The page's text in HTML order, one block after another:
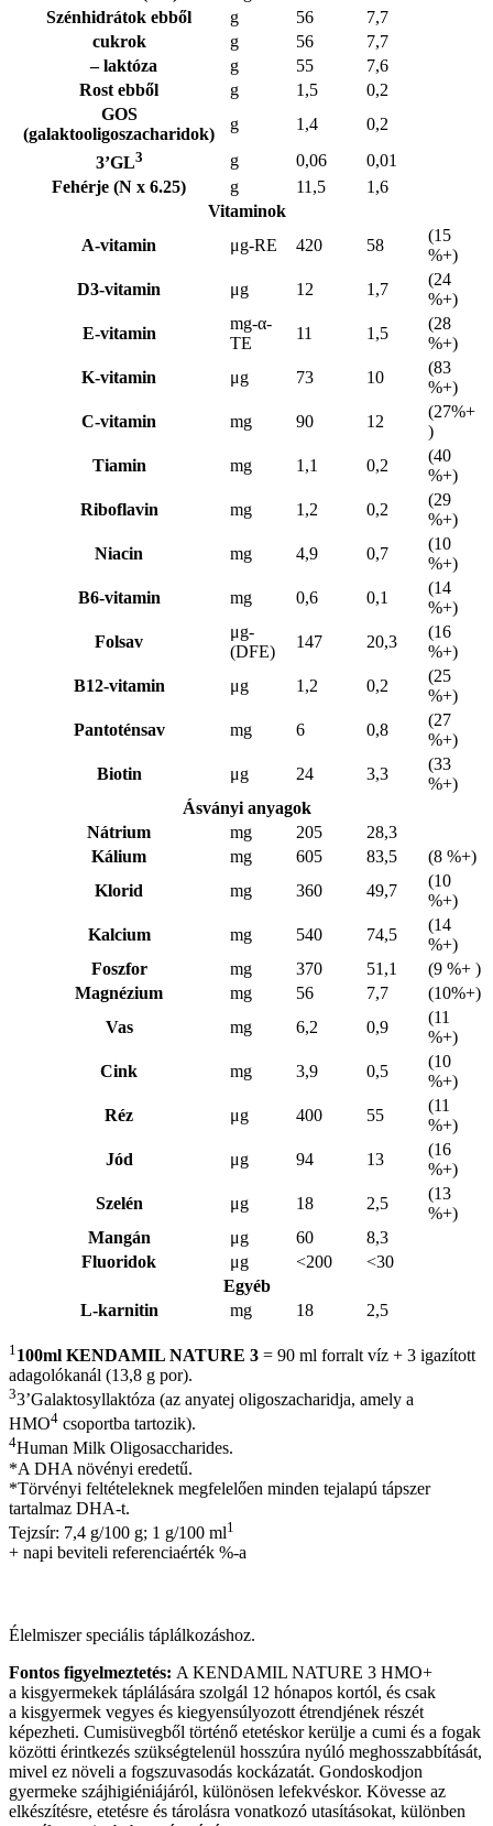
Szénhidrátok ebből
g 56
7,7
cukrok
g 56
7,7
– laktóza
g 55
7,6
Rost ebből
g 1,5
0,2
GOS
(galaktooligoszacharidok)
g 1,4 0,2
3’GL3 g 0,06
0,01
Fehérje (N x 6.25)
g 11,5
1,6
Vitaminok
A-vitamin
μg-RE 420 58
(15
%+)
D3-vitamin
μg 12 1,7
(24
%+)
E-vitamin
mg-α-
TE
11 1,5
(28
%+)
K-vitamin
μg 73 10
(83
%+)
C-vitamin
mg 90 12
(27%+
)
Tiamin
mg 1,1 0,2
(40
%+)
Riboflavin
mg 1,2 0,2
(29
%+)
Niacin
mg 4,9 0,7
(10
%+)
B6-vitamin
mg 0,6 0,1
(14
%+)
Folsav
μg-
(DFE)
147 20,3
(16
%+)
B12-vitamin
μg 1,2 0,2
(25
%+)
Pantoténsav
mg 6 0,8
(27
%+)
Biotin
μg 24 3,3
(33
%+)
Ásványi anyagok
Nátrium
mg 205
28,3
Kálium
mg 605 83,5
(8 %+)
Klorid
mg 360 49,7
(10
%+)
Kalcium
mg 540 74,5
(14
%+)
Foszfor
mg 370 51,1
(9 %+ )
Magnézium
mg 56 7,7
(10%+)
Vas
mg 6,2 0,9
(11
%+)
Cink
mg 3,9 0,5
(10
%+)
Réz
μg 400 55
(11
%+)
Jód
μg 94 13
(16
%+)
Szelén
μg 18 2,5
(13
%+)
Mangán
μg 60
8,3
Fluoridok
μg <200
<30
Egyéb
L-karnitin
mg 18 2,5
1 100ml KENDAMIL NATURE 3 = 90 ml forralt víz + 3 igazított
adagolókanál (13,8 g por).
33’Galaktosyllaktóza (az anyatej oligoszacharidja, amely a
HMO4 csoportba tartozik).
4Human Milk Oligosaccharides.
*A DHA növényi eredetű.
*Törvényi feltételeknek megfelelően minden tejalapú tápszer
tartalmaz DHA-t.
Tejzsír: 7,4 g/100 g; 1 g/100 ml1
+ napi beviteli referenciaérték %-a
Élelmiszer speciális táplálkozáshoz.
Fontos figyelmeztetés: A KENDAMIL NATURE 3 HMO+
a kisgyermekek táplálására szolgál 12 hónapos kortól, és csak
a kisgyermek vegyes és kiegyensúlyozott étrendjének részét
képezheti. Cumisüvegből történő etetéskor kerülje a cumi és a fogak
közötti érintkezés szükségtelenül hosszúra nyúló meghosszabbítását,
mivel ez növeli a fogszuvasodás kockázatát. Gondoskodjon
gyermeke szájhigiéniájáról, különösen lefekvéskor. Kövesse az
elkészítésre, etetésre és tárolásra vonatkozó utasításokat, különben